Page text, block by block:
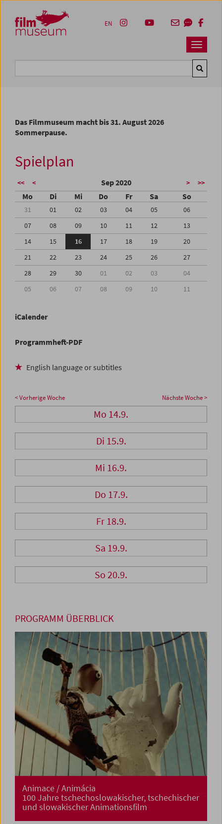
Zum Inhalt
Zum Hauptmenü
Zur Servicenavigation
Zum Suche
Navbar
EN
Das Filmmuseum macht bis 31. August 2026
Sommerpause.
Spielplan
<< < Sep 2020 > >>
Mo Di Mi Do Fr Sa So
31 01 02 03 04 05
06
07
08 09 10 11 12
13
14
15 16 17 18 19
20
21
22 23 24 25 26
27
28
29 30 01 02 03
04
05
06 07 08 09 10 11
iCalender
Programmheft-PDF
English language or subtitles
< Vorherige Woche Nächste Woche >
Mo 14.9.
Di 15.9.
Mi 16.9.
Do 17.9.
Fr 18.9.
Sa 19.9.
So 20.9.
PROGRAMM ÜBERBLICK
Animace / Animácia
100 Jahre tschechoslowakischer, tschechischer
und slowakischer Animationsfilm